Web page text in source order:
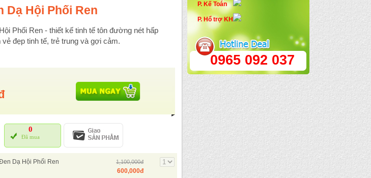
Dạ Hội Phối Ren
Phối Ren - thiết kế tinh tế tôn đường nét hấp
vẻ đẹp tinh tế, trẻ trung và gợi cảm.
0
Đã mua
Dạ Hội Phối Ren 1,100,000đ
600,000đ
P. Kế Toán
P. Hổ trợ KH
0965 092 037